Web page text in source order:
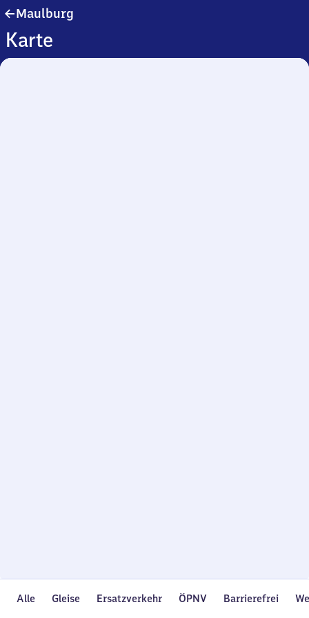
Maulburg
Karte
Alle Gleise Ersatzverkehr ÖPNV Barrierefrei